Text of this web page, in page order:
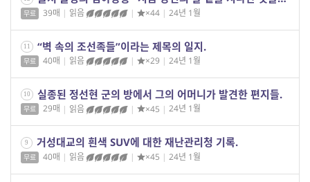
무료 39매 | 읽음 | ×44 | 24년 1월
11 “벽 속의 조선족들”이라는 제목의 일지.
무료 40매 | 읽음 | ×29 | 24년 1월
10 실종된 정선현 군의 방에서 그의 어머니가 발견한 편지들.
무료 29매 | 읽음 | ×45 | 24년 1월
9 거성대교의 흰색 SUV에 대한 재난관리청 기록.
무료 40매 | 읽음 | ×45 | 24년 1월